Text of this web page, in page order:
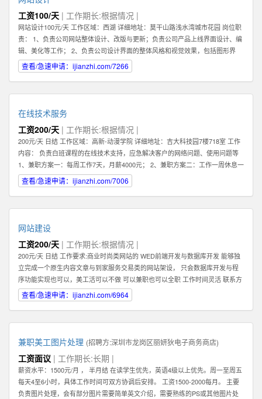
工资100/天 | 工作期长:根据情况 |
网站设计100元/天 工作区域：西湖 详细地址：莫干山路浅水湾城市花园 岗位职
责： 1、负责公司网站整体设计、改版与更新；负责公司产品上线界面设计、编
辑、美化等工作； 2、负责公司设计界面的整体风格和视觉效果，包括图形界
面，交互设计，logo及icon设计等； 3、熟练把握网页各元素和要件，能够独立
进行网站美工布局的设计； 4、不断完善和熟悉，负责网站整体架构的设计和网
的收集、整理、汇总、归档等工作，为公司各项目的成功开发提供优质素材；
6、负责公司产品包括网页和手机应用程序等的人机交互界面设计，提高用户使
用体验； 7、根据项目具体要求解决各类UI设计和优化问题。 职位要求： 1、一
年以上相关专业工作经验。 2、熟练使用设计工具如Photoshop，Illustrator，
Flash等；掌握HTML，XHTML，CSS，XML，JavaScrip等常用语言软件。 3、
具有丰富的视觉创作经验和独到的审美修养 4、具备优秀的网站整体策划、设计
能力,有丰富的网页设计经验. 有意向的请直接电话联系，附上您的案例作品。
查看/急速申请：ijianzhi.com/7266
在线技术服务
工资200/天 | 工作期长:根据情况 |
200元/天 日结 工作区域：高新-动漫学院 详细地址：吉大科技园7楼718室 工作
内容： 负责白班课程的在线技术支持，应急解决客户的网络问题、使用问题等
1、兼职方案一：每周工作7天，月薪4000元； 2、兼职方案二：工作一周休息一
周，月薪2000元 3、7月9日开始正式上班 4、兼职大学生暑假打工优先考虑 联
系方式 王先生
查看/急速申请：ijianzhi.com/7006
网站建设
工资200/天 | 工作期长:根据情况 |
200元/天 日结 工作要求:商业时尚类网站的 WED前端开发与数据库开发 能够独
立完成一个原生内容文章与到家服务交易类的网站架设， 只会数据库开发与程
序功能实现也可以，美工活可以不做 可以兼职也可以全职 工作时间灵活 联系方
式 李经理 工作区域：浑南新区-全运路 详细地址：沈中大街28号
查看/急速申请：ijianzhi.com/6964
兼职美工图片处理 (招聘方:深圳市龙岗区丽妍狄电子商务商店)
工资面议 | 工作期长:长期 |
薪资水平：1500元/月 ， 半月结 在读学生优先，英语4级以上优先。周一至周五
每天4至6小时，具体工作时间可双方协调后安排。 工资1500-2000每月。 主要
负责图片处理，会有部分图片需要简单英文介绍，需要熟练的PS或其他图片处